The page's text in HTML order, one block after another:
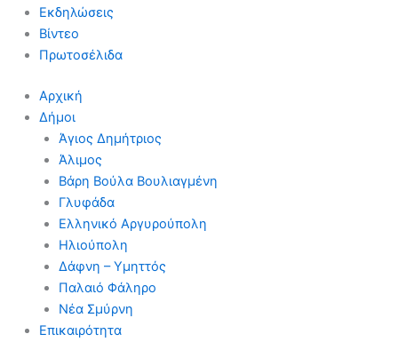
Εκδηλώσεις
Βίντεο
Πρωτοσέλιδα
Αρχική
Δήμοι
Άγιος Δημήτριος
Άλιμος
Βάρη Βούλα Βουλιαγμένη
Γλυφάδα
Ελληνικό Αργυρούπολη
Ηλιούπολη
Δάφνη – Υμηττός
Παλαιό Φάληρο
Νέα Σμύρνη
Επικαιρότητα